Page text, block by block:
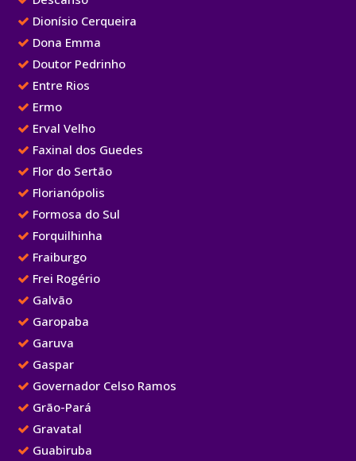
Dionísio Cerqueira
Dona Emma
Doutor Pedrinho
Entre Rios
Ermo
Erval Velho
Faxinal dos Guedes
Flor do Sertão
Florianópolis
Formosa do Sul
Forquilhinha
Fraiburgo
Frei Rogério
Galvão
Garopaba
Garuva
Gaspar
Governador Celso Ramos
Grão-Pará
Gravatal
Guabiruba